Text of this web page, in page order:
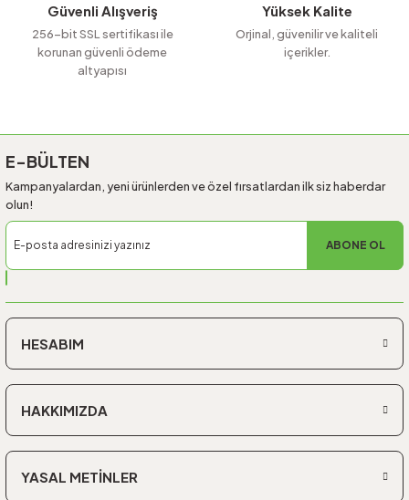
Güvenli Alışveriş
256-bit SSL sertifikası ile
korunan güvenli ödeme
altyapısı
Yüksek Kalite
Orjinal, güvenilir ve kaliteli
içerikler.
E-BÜLTEN
Kampanyalardan, yeni ürünlerden ve özel fırsatlardan ilk siz haberdar
olun!
ABONE OL
HESABIM
HAKKIMIZDA
YASAL METİNLER